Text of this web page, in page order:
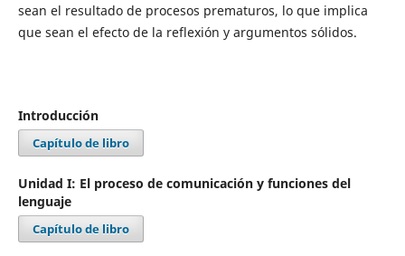
sean el resultado de procesos prematuros, lo que implica
que sean el efecto de la reflexión y argumentos sólidos.
Introducción
Capítulo de libro
Unidad I: El proceso de comunicación y funciones del
lenguaje
Capítulo de libro